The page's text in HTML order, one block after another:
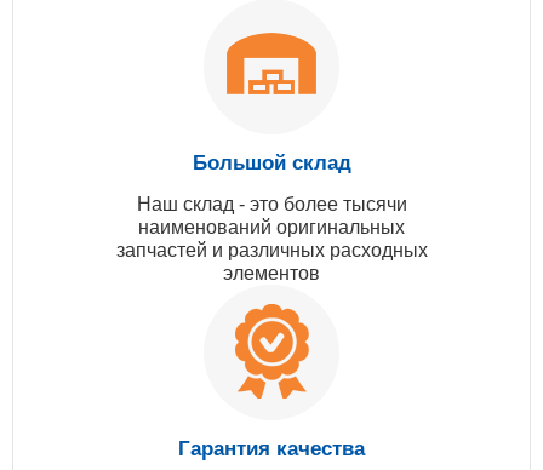
Большой склад
Наш склад - это более тысячи
наименований оригинальных
запчастей и различных расходных
элементов
Гарантия качества